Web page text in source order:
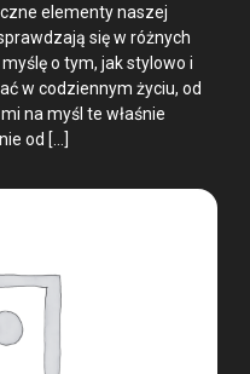
elementy naszej
się w różnych
o tym, jak stylowo i
w codziennym życiu, od
na myśl te właśnie
od […]